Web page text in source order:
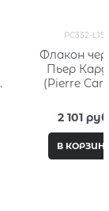
PC332-L15
Флакон
Пьер
(Pierre
Fantasy
2 101
В